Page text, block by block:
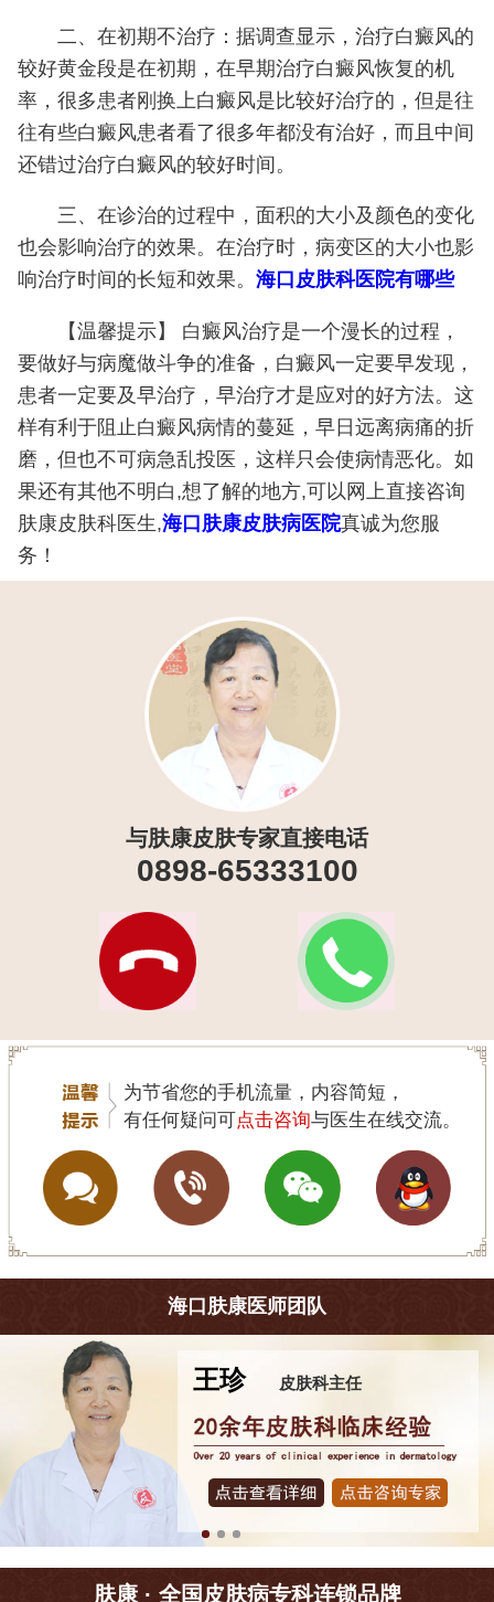
二、在初期不治疗：据调查显示，治疗白癜风的
较好黄金段是在初期，在早期治疗白癜风恢复的机
率，很多患者刚换上白癜风是比较好治疗的，但是往
往有些白癜风患者看了很多年都没有治好，而且中间
还错过治疗白癜风的较好时间。
三、在诊治的过程中，面积的大小及颜色的变化
也会影响治疗的效果。在治疗时，病变区的大小也影
响治疗时间的长短和效果。 海口皮肤科医院有哪些
【温馨提示】 白癜风治疗是一个漫长的过程，
要做好与病魔做斗争的准备，白癜风一定要早发现，
患者一定要及早治疗，早治疗才是应对的好方法。这
样有利于阻止白癜风病情的蔓延，早日远离病痛的折
磨，但也不可病急乱投医，这样只会使病情恶化。如
果还有其他不明白,想了解的地方,可以网上直接咨询
肤康皮肤科医生,海口肤康皮肤病医院真诚为您服
务！
与肤康皮肤专家直接电话
0898-65333100
为节省您的手机流量，内容简短，
有任何疑问可点击咨询与医生在线交流。
海口肤康医师团队
王珍 皮肤科主任
肤康 · 全国皮肤病专科连锁品牌